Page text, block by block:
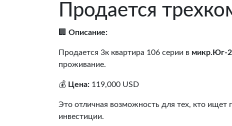
Продается
🏢 Описание:
Продается 3к квартира 106 серии в микр.Юг-2
проживание.
💰 Цена: 119,000 USD
Это отличная возможность для тех, кто ищет
инвестиции.